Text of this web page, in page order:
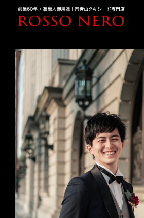
TUXEDO RENTAL
TUXEDO RANKING
KIMONO DRESS
CUSTOMER'S VOICE
COLUMN &BLOG
ABOUT US
ACCESS